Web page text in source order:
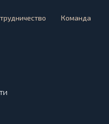
Команда